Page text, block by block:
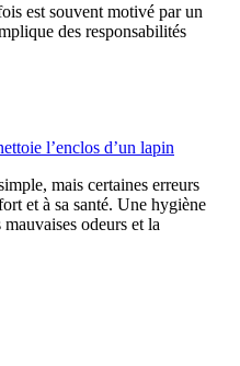
est souvent motivé par un
des responsabilités
l’enclos d’un lapin
mais certaines erreurs
et à sa santé. Une hygiène
odeurs et la